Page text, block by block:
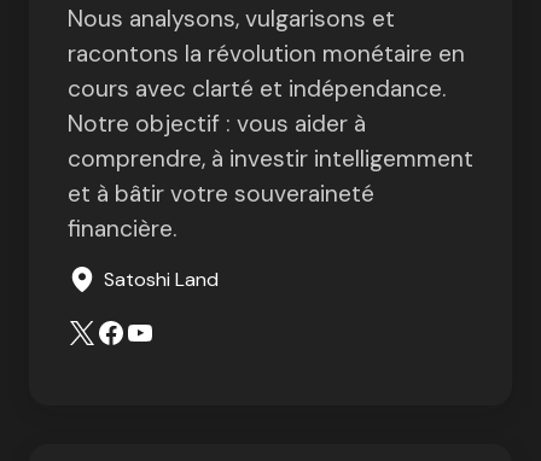
Nous analysons, vulgarisons et
racontons la révolution monétaire en
cours avec clarté et indépendance.
Notre objectif : vous aider à
comprendre, à investir intelligemment
et à bâtir votre souveraineté
financière.
Satoshi Land